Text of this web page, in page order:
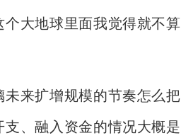
个大地球里面我觉得就不算
来扩增规模的节奏怎么把
支、融入资金的情况大概是